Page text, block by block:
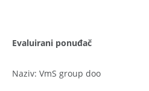
Evaluirani ponuđač
Naziv: VmS group doo